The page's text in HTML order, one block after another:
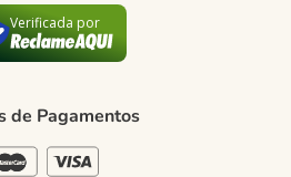
Verificada por
de Pagamentos